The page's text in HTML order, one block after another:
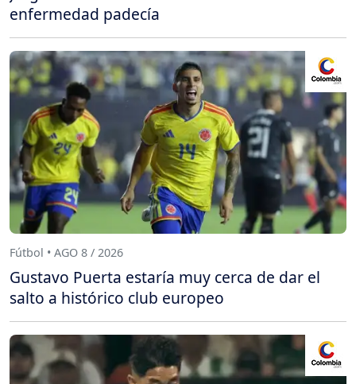
enfermedad padecía
Fútbol • AGO 8 / 2026
Gustavo Puerta estaría muy cerca de dar el
salto a histórico club europeo